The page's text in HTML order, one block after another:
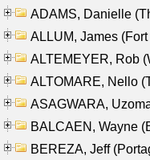
ADAMS, Danielle
ALLUM, James
ALTEMEYER, Rob
ALTOMARE, Nello
ASAGWARA,
BALCAEN, Wayne
BEREZA, Jeff